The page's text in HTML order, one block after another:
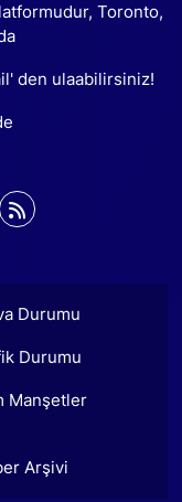
Toronto,
den ulaabilirsiniz!
Durumu
Durumu
Manşetler
Arşivi